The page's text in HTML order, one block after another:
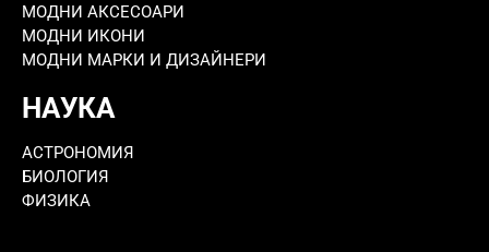
МОДНИ АКСЕСОАРИ
МОДНИ ИКОНИ
МОДНИ МАРКИ И ДИЗАЙНЕРИ
НАУКА
АСТРОНОМИЯ
БИОЛОГИЯ
ФИЗИКА